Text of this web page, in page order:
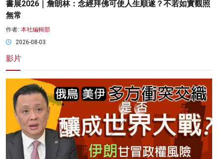
書展2026｜詹朗林：念經拜佛可使人生順遂？不若如實觀照
無常
作者: 本社編輯部
2026-08-03
影片